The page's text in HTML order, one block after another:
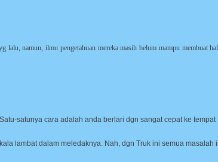
lalu, namun, ilmu pengetahuan mereka masih belum mampu membuat
satunya cara adalah anda berlari dgn sangat cepat ke tempat
lambat dalam meledaknya. Nah, dgn Truk ini semua masalah